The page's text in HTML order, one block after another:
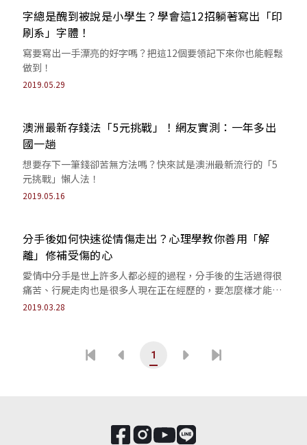
字總是醜到被說是小學生？學會這12招躺著寫出「印
刷系」字體！
寫要寫出一手漂亮的好字嗎？把這12個要領記下來你也能輕鬆
做到！
2019.05.29
澳洲最新存錢法「5元挑戰」！網友實測：一年多出
國一趟
想要存下一筆錢卻苦無方法嗎？快來試是澳洲最新流行的「5
元挑戰」懶人法！
2019.05.16
分手後如何快速從情傷走出？心理學教你善用「解
離」修補受傷的心
愛情中分手是世上許多人都必經的過程，分手後的生活過得很
痛苦、行屍走肉也是很多人現在正在經歷的，要怎麼樣才能更
快、徹底地走出失戀的傷痛呢？心理學教...
2019.03.28
1